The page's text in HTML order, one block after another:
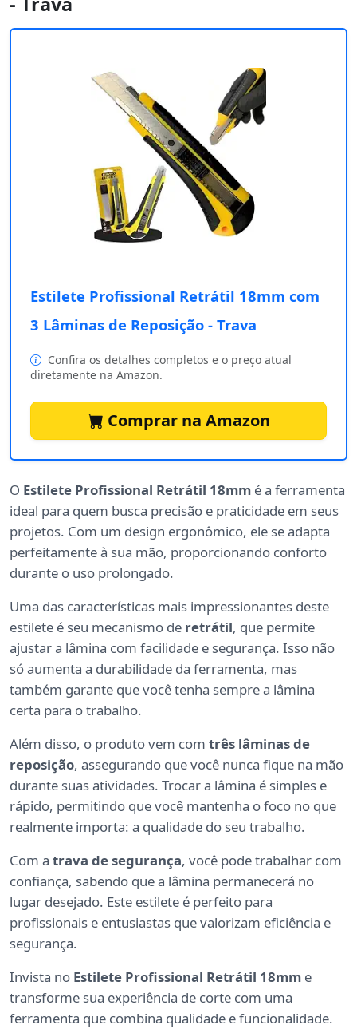
Estilete Profissional Retrátil 18mm com
3 Lâminas de Reposição - Trava
Confira os detalhes completos e o preço atual
diretamente na Amazon.
Comprar na Amazon
O Estilete Profissional Retrátil 18mm é a ferramenta
ideal para quem busca precisão e praticidade em seus
projetos. Com um design ergonômico, ele se adapta
perfeitamente à sua mão, proporcionando conforto
durante o uso prolongado.
Uma das características mais impressionantes deste
estilete é seu mecanismo de retrátil, que permite
ajustar a lâmina com facilidade e segurança. Isso não
só aumenta a durabilidade da ferramenta, mas
também garante que você tenha sempre a lâmina
certa para o trabalho.
Além disso, o produto vem com três lâminas de
reposição, assegurando que você nunca fique na mão
durante suas atividades. Trocar a lâmina é simples e
rápido, permitindo que você mantenha o foco no que
realmente importa: a qualidade do seu trabalho.
Com a trava de segurança, você pode trabalhar com
confiança, sabendo que a lâmina permanecerá no
lugar desejado. Este estilete é perfeito para
profissionais e entusiastas que valorizam eficiência e
segurança.
Invista no Estilete Profissional Retrátil 18mm e
transforme sua experiência de corte com uma
ferramenta que combina qualidade e funcionalidade.